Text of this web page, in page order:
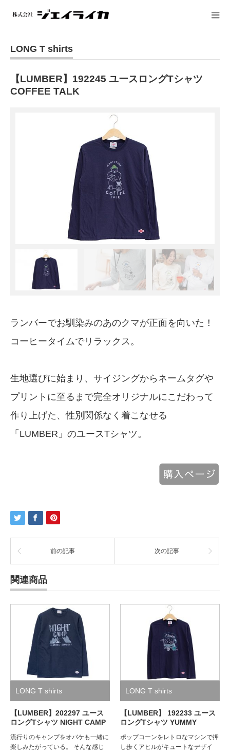
LONG T shirts
【LUMBER】192245 ユースロングTシャツ
COFFEE TALK
ランバーでお馴染みのあのクマが正面を向いた！
コーヒータイムでリラックス。
生地選びに始まり、サイジングからネームタグや
プリントに至るまで完全オリジナルにこだわって
作り上げた、性別関係なく着こなせる
「LUMBER」のユースTシャツ。
前の記事 次の記事
関連商品
LONG T shirts
【LUMBER】202297 ユース
ロングTシャツ NIGHT CAMP
流行りのキャンプをオバケも一緒に
楽しみたがっている。 そんな感じ
LONG T shirts
【LUMBER】 192233 ユース
ロングTシャツ YUMMY
ポップコーンをレトロなマシンで押
し歩くアヒルがキュートなデザイ